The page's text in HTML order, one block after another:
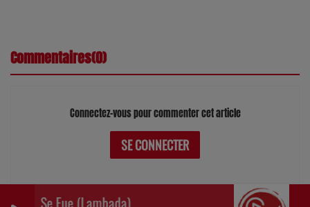
Se Fue (Lambada)
Commentaires(0)
Connectez-vous pour commenter cet article
SE CONNECTER